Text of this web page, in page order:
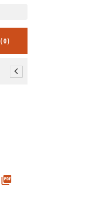
( 0 )
chevron_left
picture_as_pdf